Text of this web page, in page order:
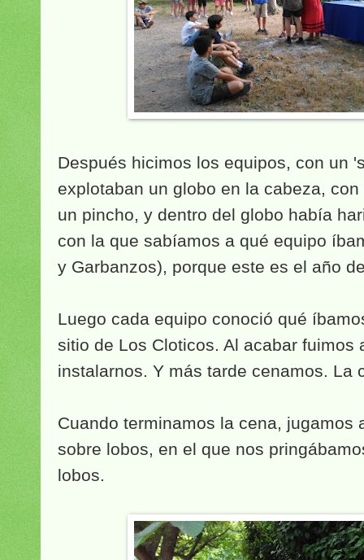
Después hicimos los equipos, con un
explotaban un globo en la cabeza,
un pincho, y dentro del globo había
con la que sabíamos a qué equipo
y Garbanzos), porque este es el año
Luego cada equipo conoció qué
sitio de Los Cloticos. Al acabar fuimos
instalarnos. Y más tarde cenamos. La
Cuando terminamos la cena, jugamos
sobre lobos, en el que nos
lobos.